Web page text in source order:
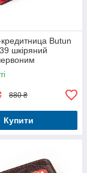
Butun
шкіряний
880 ₴
Купити